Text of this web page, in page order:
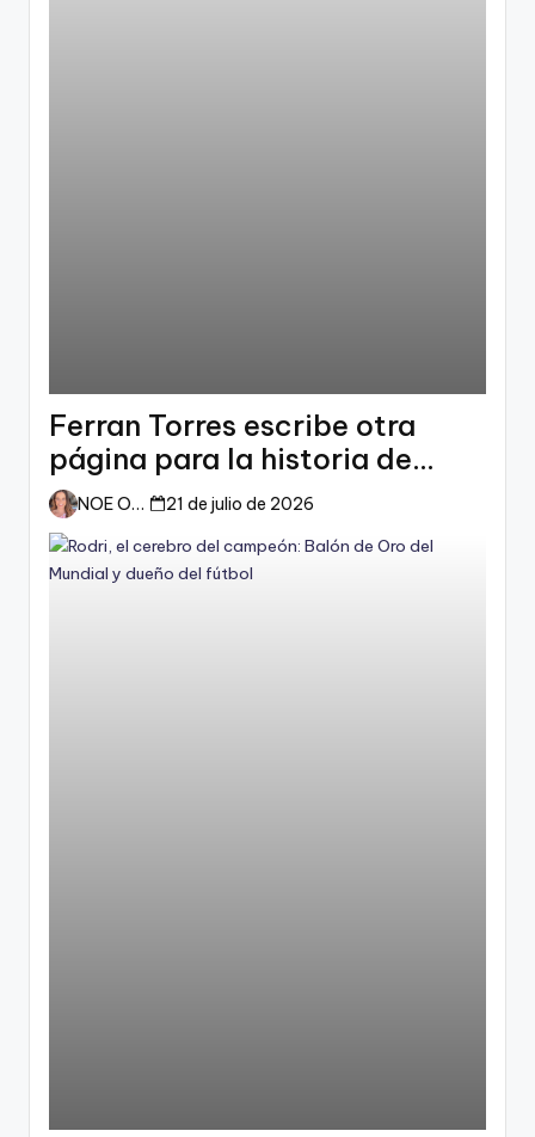
Ferran Torres escribe otra
página para la historia de
España
NOE ORTIZ 21 de julio de 2026